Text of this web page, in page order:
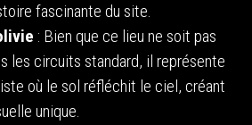
fascinante du site.
: Bien que ce lieu ne soit pas
les circuits standard, il représente
où le sol réfléchit le ciel, créant
unique.